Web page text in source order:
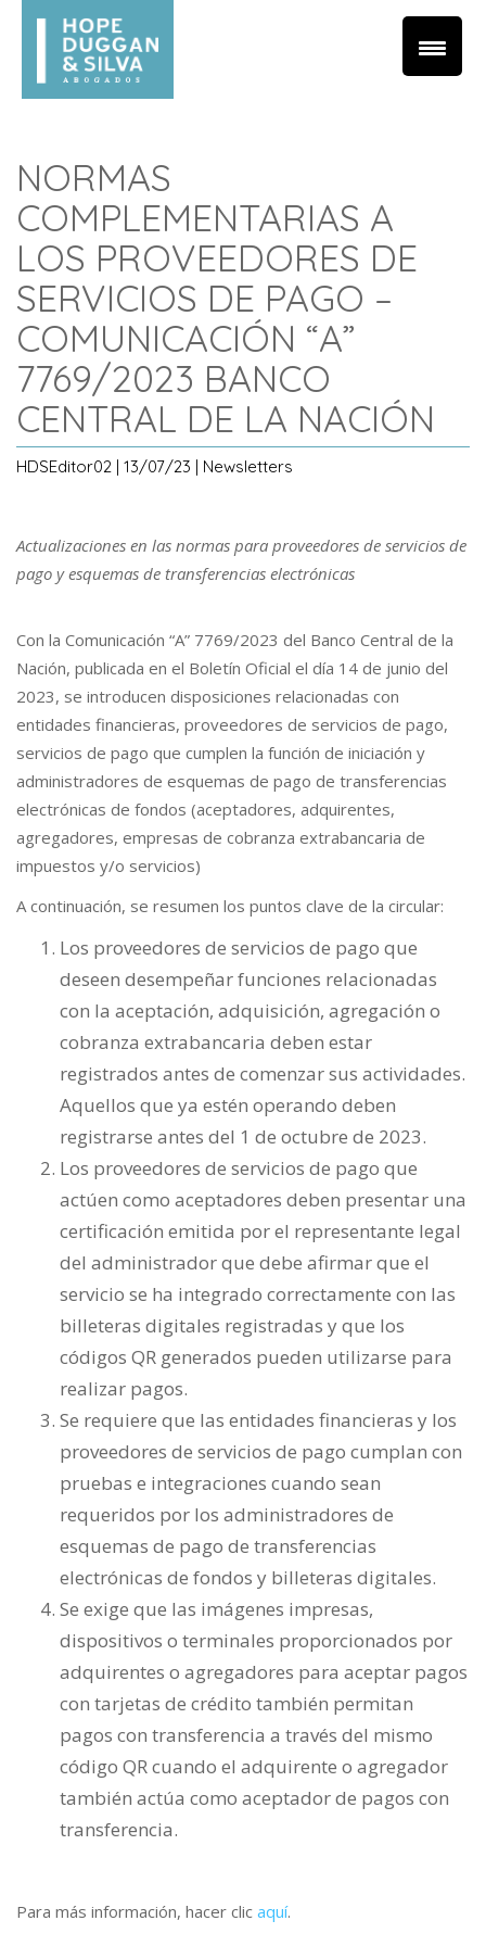
NORMAS
COMPLEMENTARIAS A
LOS PROVEEDORES DE
SERVICIOS DE PAGO –
COMUNICACIÓN “A”
7769/2023 BANCO
CENTRAL DE LA NACIÓN
HDSEditor02 | 13/07/23 | Newsletters
Actualizaciones en las normas para proveedores de servicios de
pago y esquemas de transferencias electrónicas
Con la Comunicación “A” 7769/2023 del Banco Central de la
Nación, publicada en el Boletín Oficial el día 14 de junio del
2023, se introducen disposiciones relacionadas con
entidades financieras, proveedores de servicios de pago,
servicios de pago que cumplen la función de iniciación y
administradores de esquemas de pago de transferencias
electrónicas de fondos (aceptadores, adquirentes,
agregadores, empresas de cobranza extrabancaria de
impuestos y/o servicios)
A continuación, se resumen los puntos clave de la circular:
Los proveedores de servicios de pago que
deseen desempeñar funciones relacionadas
con la aceptación, adquisición, agregación o
cobranza extrabancaria deben estar
registrados antes de comenzar sus actividades.
Aquellos que ya estén operando deben
registrarse antes del 1 de octubre de 2023.
Los proveedores de servicios de pago que
actúen como aceptadores deben presentar una
certificación emitida por el representante legal
del administrador que debe afirmar que el
servicio se ha integrado correctamente con las
billeteras digitales registradas y que los
códigos QR generados pueden utilizarse para
realizar pagos.
Se requiere que las entidades financieras y los
proveedores de servicios de pago cumplan con
pruebas e integraciones cuando sean
requeridos por los administradores de
esquemas de pago de transferencias
electrónicas de fondos y billeteras digitales.
Se exige que las imágenes impresas,
dispositivos o terminales proporcionados por
adquirentes o agregadores para aceptar pagos
con tarjetas de crédito también permitan
pagos con transferencia a través del mismo
código QR cuando el adquirente o agregador
también actúa como aceptador de pagos con
transferencia.
Para más información, hacer clic aquí.